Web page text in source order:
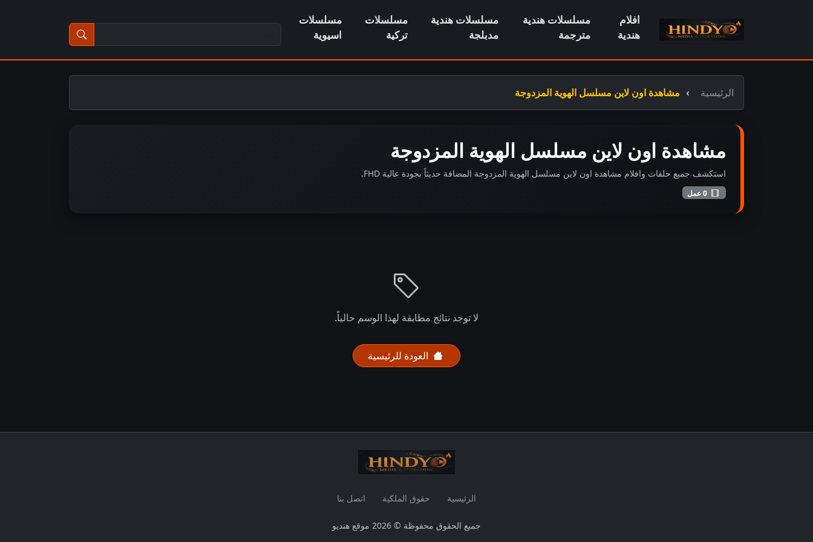
افلام
هندية
مسلسلات هندية
مترجمة
مسلسلات هندية
مدبلجة
مسلسلات
تركية
مسلسلات
اسيوية
الرئيسية مشاهدة اون لاين مسلسل الهوية المزدوجة
مشاهدة اون لاين مسلسل الهوية المزدوجة
استكشف جميع حلقات وافلام مشاهدة اون لاين مسلسل الهوية المزدوجة المضافة حديثاً بجودة عالية FHD.
لا توجد نتائج مطابقة لهذا الوسم حالياً.
العودة للرئيسية
الرئيسية حقوق الملكية اتصل بنا
جميع الحقوق محفوظة © 2026 موقع هنديو